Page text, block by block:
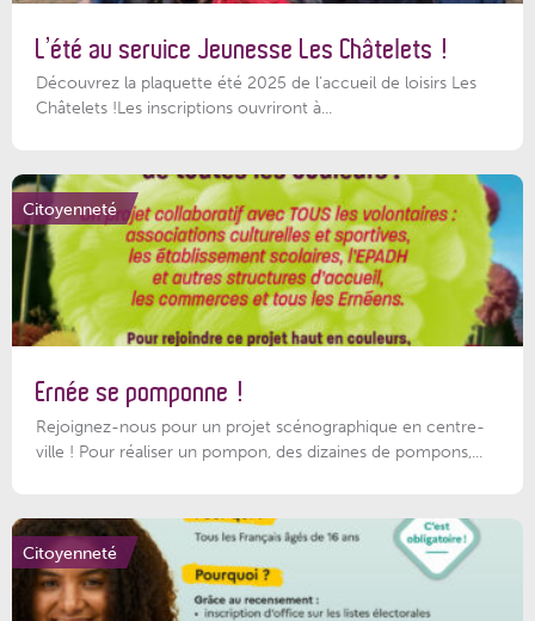
L’été au service Jeunesse Les Châtelets !
Découvrez la plaquette été 2025 de l’accueil de loisirs Les
Châtelets !Les inscriptions ouvriront à...
Citoyenneté
Ernée se pomponne !
Rejoignez-nous pour un projet scénographique en centre-
ville ! Pour réaliser un pompon, des dizaines de pompons,...
Citoyenneté